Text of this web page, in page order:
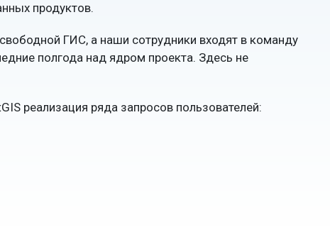
продуктов.
ГИС, а наши сотрудники входят в команду
полгода над ядром проекта. Здесь не
реализация ряда запросов пользователей: